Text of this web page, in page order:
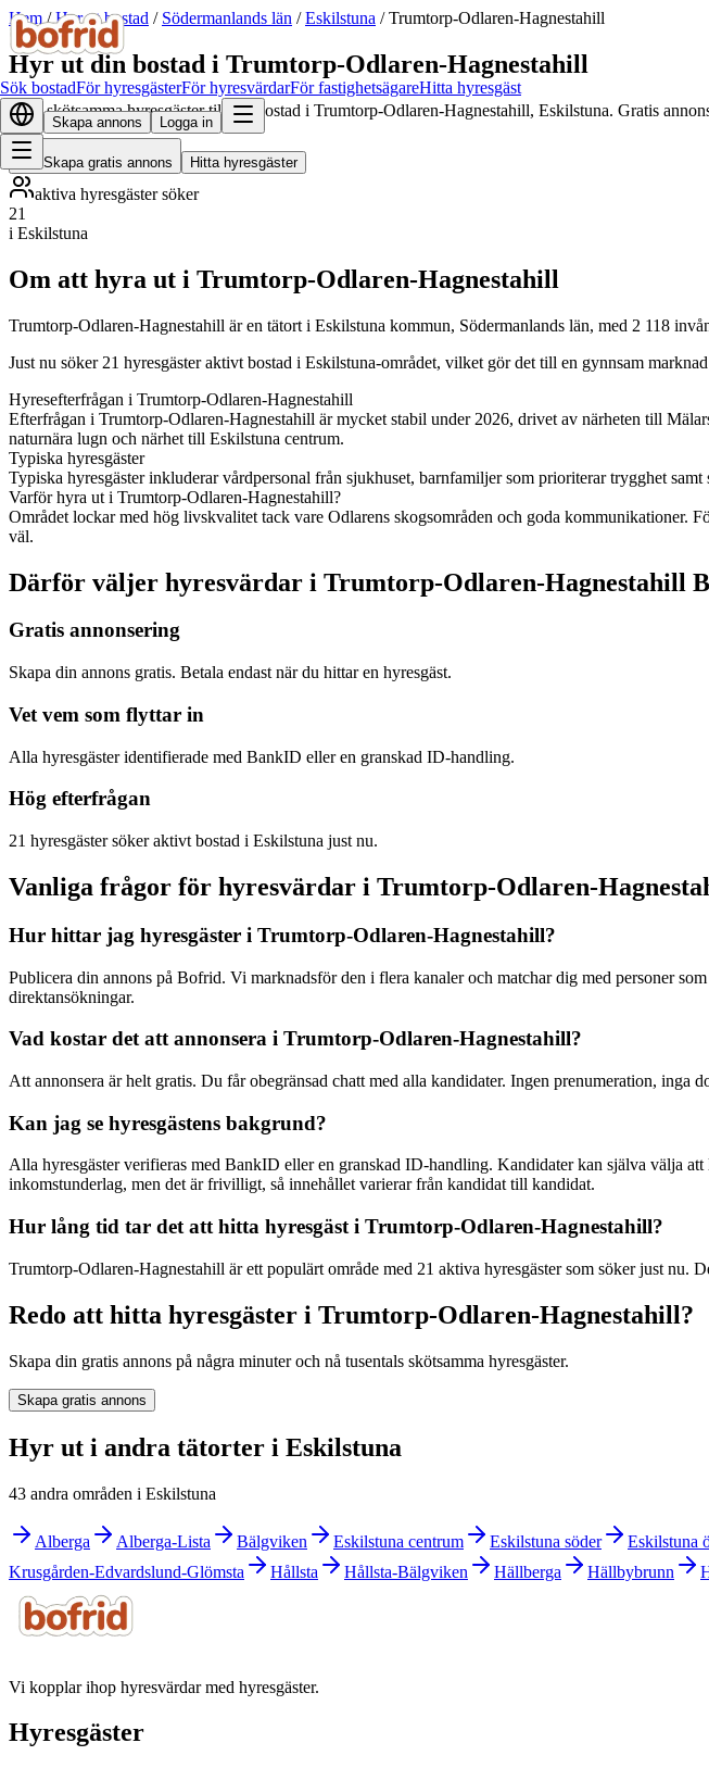
Sök bostadFör hyresgästerFör hyresvärdarFör fastighetsägareHitta hyresgäst
Skapa annons Logga in
Hem/Hyr ut bostad / Södermanlands län /Eskilstuna /Trumtorp-Odlaren-Hagnestahill
Hyr ut din bostad i Trumtorp-Odlaren-Hagnestahill
Hitta skötsamma hyresgäster till din bostad i Trumtorp-Odlaren-Hagnestahill, Eskilstuna. Gratis
Skapa gratis annons Hitta hyresgäster
aktiva hyresgäster söker
21
i Eskilstuna
Om att hyra ut i Trumtorp-Odlaren-Hagnestahill
Trumtorp-Odlaren-Hagnestahill är en tätort i Eskilstuna kommun, Södermanlands län, med 2 118
Just nu söker 21 hyresgäster aktivt bostad i Eskilstuna-området, vilket gör det till en gynnsam
Hyresefterfrågan i Trumtorp-Odlaren-Hagnestahill
Efterfrågan i Trumtorp-Odlaren-Hagnestahill är mycket stabil under 2026, drivet av närheten till
naturnära lugn och närhet till Eskilstuna centrum.
Typiska hyresgäster
Typiska hyresgäster inkluderar vårdpersonal från sjukhuset, barnfamiljer som prioriterar trygghet
Varför hyra ut i Trumtorp-Odlaren-Hagnestahill?
Området lockar med hög livskvalitet tack vare Odlarens skogsområden och goda kommunikationer.
väl.
Därför väljer hyresvärdar i Trumtorp-Odlaren-Hagnestahill
Gratis annonsering
Skapa din annons gratis. Betala endast när du hittar en hyresgäst.
Vet vem som flyttar in
Alla hyresgäster identifierade med BankID eller en granskad ID-handling.
Hög efterfrågan
21 hyresgäster söker aktivt bostad i Eskilstuna just nu.
Vanliga frågor för hyresvärdar i Trumtorp-Odlaren-
Hur hittar jag hyresgäster i Trumtorp-Odlaren-Hagnestahill?
Publicera din annons på Bofrid. Vi marknadsför den i flera kanaler och matchar dig med personer
direktansökningar.
Vad kostar det att annonsera i Trumtorp-Odlaren-Hagnestahill?
Att annonsera är helt gratis. Du får obegränsad chatt med alla kandidater. Ingen prenumeration, inga
Kan jag se hyresgästens bakgrund?
Alla hyresgäster verifieras med BankID eller en granskad ID-handling. Kandidater kan själva välja
inkomstunderlag, men det är frivilligt, så innehållet varierar från kandidat till kandidat.
Hur lång tid tar det att hitta hyresgäst i Trumtorp-Odlaren-Hagnestahill?
Trumtorp-Odlaren-Hagnestahill är ett populärt område med 21 aktiva hyresgäster som söker just nu.
Redo att hitta hyresgäster i Trumtorp-Odlaren-Hagnestahill?
Skapa din gratis annons på några minuter och nå tusentals skötsamma hyresgäster.
Skapa gratis annons
Hyr ut i andra tätorter i Eskilstuna
43 andra områden i Eskilstuna
Alberga Alberga-Lista Bälgviken Eskilstuna centrum Eskilstuna söder Eskilstuna
Krusgården-Edvardslund-Glömsta
Hållsta Hållsta-Bälgviken Hällberga Hällbybrunn
Vi kopplar ihop hyresvärdar med hyresgäster.
Hyresgäster